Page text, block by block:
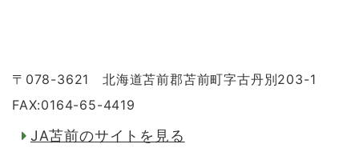
〒078-3621 北海道苫前郡苫前町字古丹別203-1
FAX:0164-65-4419
JA苫前のサイトを見る